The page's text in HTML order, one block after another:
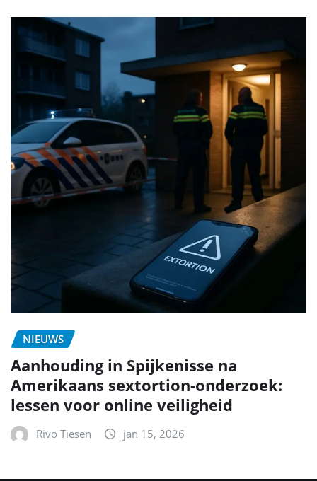
NIEUWS
Aanhouding in Spijkenisse na
Amerikaans sextortion-onderzoek:
lessen voor online veiligheid
Rivo Tiesen jan 15, 2026